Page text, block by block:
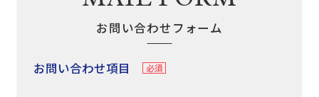
お問い合わせフォーム
お問い合わせ項目